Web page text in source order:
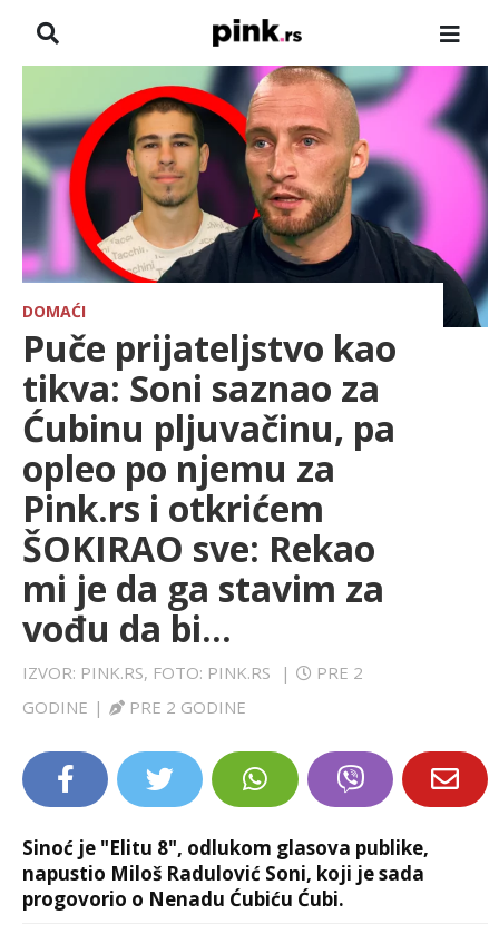
VESTI
ZADRUGA
SHOWBIZ
HRONIKA
FARMERI
TV
SPORT
LIFESTYLE
EXTRA
DOMAĆI
Puče prijateljstvo kao
tikva: Soni saznao za
Ćubinu pljuvačinu, pa
opleo po njemu za
Pink.rs i otkrićem
ŠOKIRAO sve: Rekao
mi je da ga stavim za
vođu da bi...
IZVOR: PINK.RS, FOTO: PINK.RS |
PRE 2
GODINE | PRE 2 GODINE
Sinoć je "Elitu 8", odlukom glasova publike,
napustio Miloš Radulović Soni, koji je sada
progovorio o Nenadu Ćubiću Ćubi.